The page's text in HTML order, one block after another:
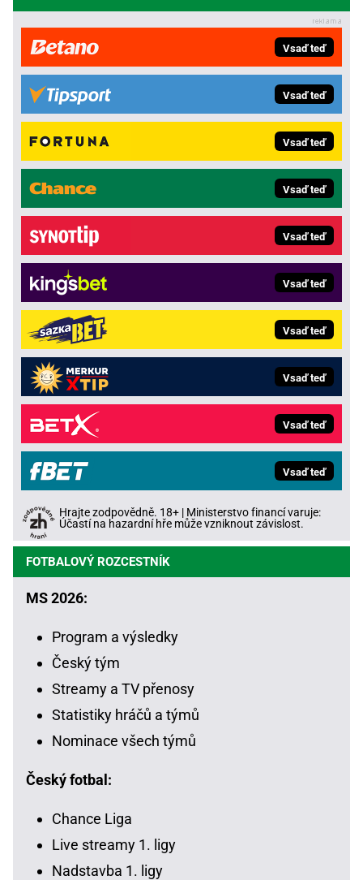
Vsaď teď
Vsaď teď
Vsaď teď
Vsaď teď
Vsaď teď
Vsaď teď
Vsaď teď
Vsaď teď
Vsaď teď
Vsaď teď
Hrajte zodpovědně. 18+ | Ministerstvo financí varuje:
Účastí na hazardní hře může vzniknout závislost.
FOTBALOVÝ ROZCESTNÍK
MS 2026:
Program a výsledky
Český tým
Streamy a TV přenosy
Statistiky hráčů a týmů
Nominace všech týmů
Český fotbal:
Chance Liga
Live streamy 1. ligy
Nadstavba 1. ligy